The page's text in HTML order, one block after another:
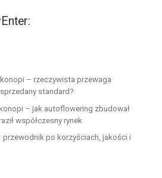
– rzeczywista przewaga
standard?
– jak autoflowering zbudował
współczesny rynek
przewodnik po korzyściach, jakości i